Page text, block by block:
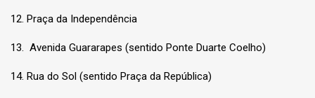
12. Praça da Independência
13. Avenida Guararapes (sentido Ponte Duarte Coelho)
14. Rua do Sol (sentido Praça da República)